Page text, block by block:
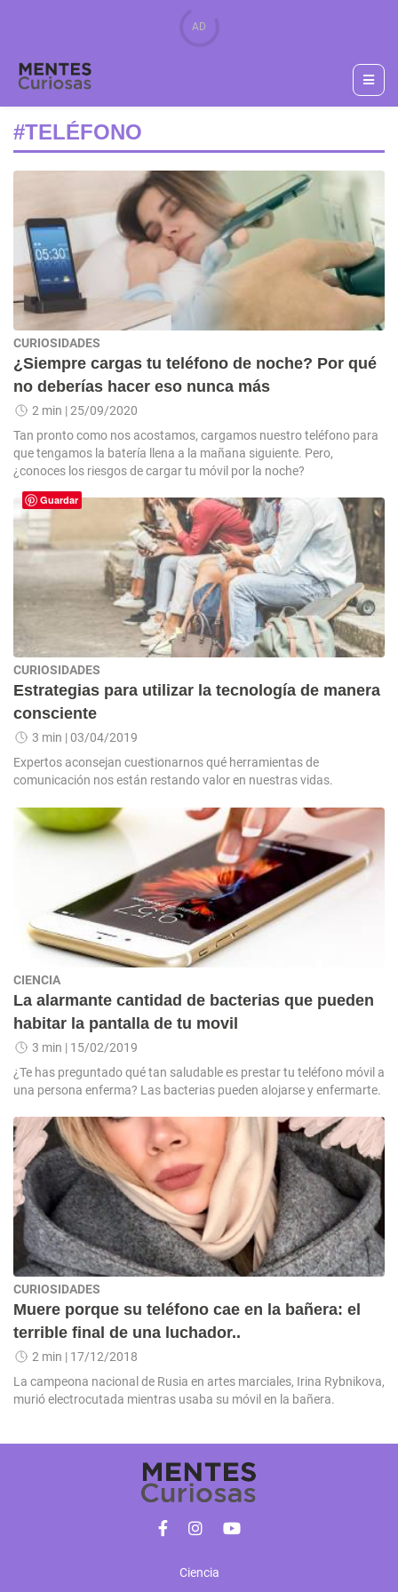
#TELÉFONO
CURIOSIDADES
¿Siempre cargas tu teléfono de noche? Por qué
no deberías hacer eso nunca más
2 min | 25/09/2020
Tan pronto como nos acostamos, cargamos nuestro teléfono para
que tengamos la batería llena a la mañana siguiente. Pero,
¿conoces los riesgos de cargar tu móvil por la noche?
CURIOSIDADES
Estrategias para utilizar la tecnología de manera
consciente
3 min | 03/04/2019
Expertos aconsejan cuestionarnos qué herramientas de
comunicación nos están restando valor en nuestras vidas.
CIENCIA
La alarmante cantidad de bacterias que pueden
habitar la pantalla de tu movil
3 min | 15/02/2019
¿Te has preguntado qué tan saludable es prestar tu teléfono móvil a
una persona enferma? Las bacterias pueden alojarse y enfermarte.
CURIOSIDADES
Muere porque su teléfono cae en la bañera: el
terrible final de una luchador..
2 min | 17/12/2018
La campeona nacional de Rusia en artes marciales, Irina Rybnikova,
murió electrocutada mientras usaba su móvil en la bañera.
Ciencia
Guardar